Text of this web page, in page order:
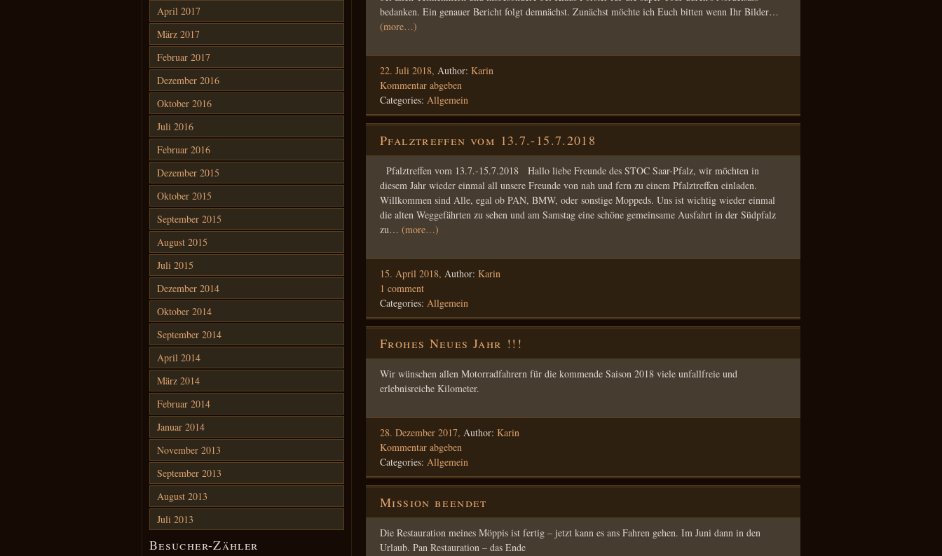
bedanken. Ein genauer Bericht folgt demnächst. Zunächst möchte ich Euch bitten wenn Ihr Bilder…
(more…)
22. Juli 2018, Author: Karin
Kommentar abgeben
Categories: Allgemein
Pfalztreffen vom 13.7.-15.7.2018
Pfalztreffen vom 13.7.-15.7.2018 Hallo liebe Freunde des STOC Saar-Pfalz, wir möchten in
diesem Jahr wieder einmal all unsere Freunde von nah und fern zu einem Pfalztreffen einladen.
Willkommen sind Alle, egal ob PAN, BMW, oder sonstige Moppeds. Uns ist wichtig wieder einmal
die alten Weggefährten zu sehen und am Samstag eine schöne gemeinsame Ausfahrt in der Südpfalz
zu… (more…)
15. April 2018, Author: Karin
1 comment
Categories: Allgemein
Frohes Neues Jahr !!!
Wir wünschen allen Motorradfahrern für die kommende Saison 2018 viele unfallfreie und
erlebnisreiche Kilometer.
28. Dezember 2017, Author: Karin
Kommentar abgeben
Categories: Allgemein
Mission beendet
Die Restauration meines Möppis ist fertig – jetzt kann es ans Fahren gehen. Im Juni dann in den
Urlaub. Pan Restauration – das Ende
April 2017
März 2017
Februar 2017
Dezember 2016
Oktober 2016
Juli 2016
Februar 2016
Dezember 2015
Oktober 2015
September 2015
August 2015
Juli 2015
Dezember 2014
Oktober 2014
September 2014
April 2014
März 2014
Februar 2014
Januar 2014
November 2013
September 2013
August 2013
Juli 2013
Besucher-Zähler